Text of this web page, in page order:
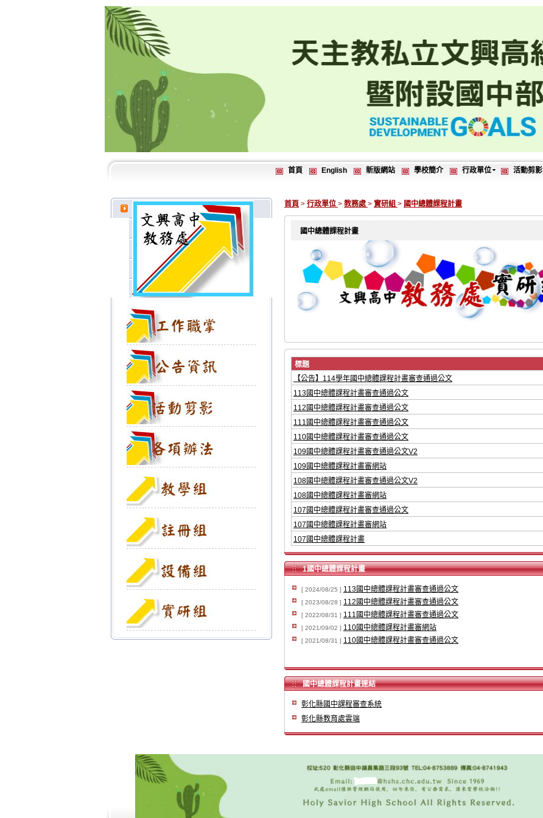
首頁 English 新版網站 學校簡介 行政單位 活動剪影
首頁 > 行政單位 > 教務處 > 實研組 > 國中總體課程計畫
國中總體課程計畫
標題
【公告】114學年國中總體課程計畫審查通過公文
113國中總體課程計畫審查通過公文
112國中總體課程計畫審查通過公文
111國中總體課程計畫審查通過公文
110國中總體課程計畫審查通過公文
109國中總體課程計畫審查通過公文V2
109國中總體課程計畫審網站
108國中總體課程計畫審查通過公文V2
108國中總體課程計畫審網站
107國中總體課程計畫審查通過公文
107國中總體課程計畫審網站
107國中總體課程計畫
1國中總體課程計畫
[ 2024/08/25 ] 113國中總體課程計畫審查通過公文
[ 2023/08/28 ] 112國中總體課程計畫審查通過公文
[ 2022/08/31 ] 111國中總體課程計畫審查通過公文
[ 2021/09/02 ] 110國中總體課程計畫審網站
[ 2021/08/31 ] 110國中總體課程計畫審查通過公文
國中總體課程計畫連結
彰化縣國中課程審查系統
彰化縣教育處雲端